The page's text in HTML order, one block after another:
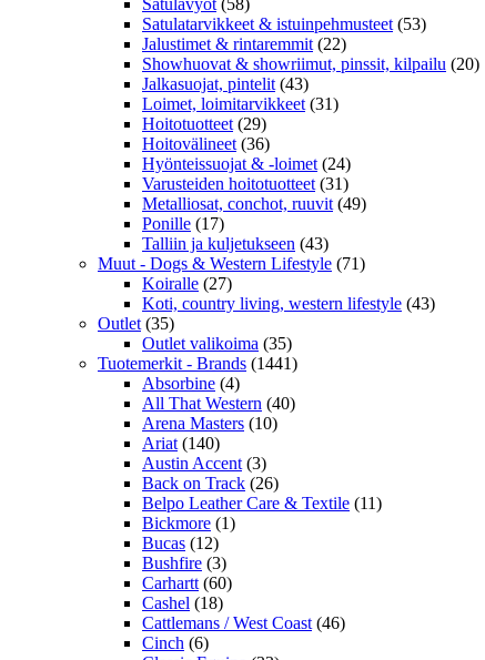
Satulavyöt (58)
Satulatarvikkeet & istuinpehmusteet (53)
Jalustimet & rintaremmit (22)
Showhuovat & showriimut, pinssit, kilpailu (20)
Jalkasuojat, pintelit (43)
Loimet, loimitarvikkeet (31)
Hoitotuotteet (29)
Hoitovälineet (36)
Hyönteissuojat & -loimet (24)
Varusteiden hoitotuotteet (31)
Metalliosat, conchot, ruuvit (49)
Ponille (17)
Talliin ja kuljetukseen (43)
Muut - Dogs & Western Lifestyle (71)
Koiralle (27)
Koti, country living, western lifestyle (43)
Outlet (35)
Outlet valikoima (35)
Tuotemerkit - Brands (1441)
Absorbine (4)
All That Western (40)
Arena Masters (10)
Ariat (140)
Austin Accent (3)
Back on Track (26)
Belpo Leather Care & Textile (11)
Bickmore (1)
Bucas (12)
Bushfire (3)
Carhartt (60)
Cashel (18)
Cattlemans / West Coast (46)
Cinch (6)